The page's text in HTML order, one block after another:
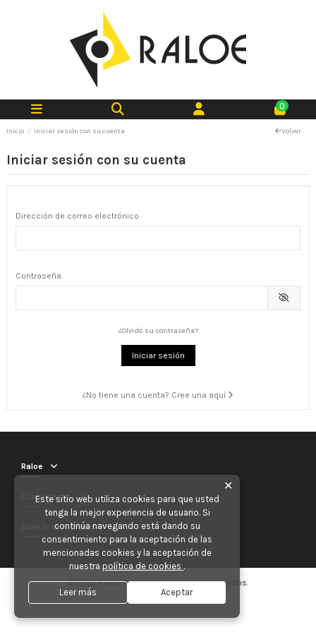
0
Inicio Iniciar sesión con su cuenta Volver
Iniciar sesión con su cuenta
Dirección de correo electrónico
Contraseña
¿Olvidó su contraseña?
Iniciar sesión
¿No tiene una cuenta? Cree una aquí
Raloe
Contáctenos
Boletín de noticias
© 2025 Raloe. Todos los derechos reservados.
✕
Este sitio web utiliza cookies para que usted
tenga la mejor experiencia de usuario. Si
continúa navegando está dando su
consentimiento para la aceptación de las
mencionadas cookies y la aceptación de
nuestra política de cookies .
Leer más Aceptar